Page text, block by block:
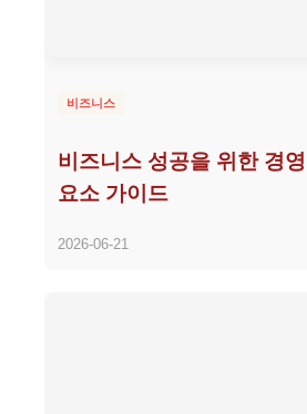
비즈니스
비즈니스 성공을 위한 경
요소 가이드
2026-06-21